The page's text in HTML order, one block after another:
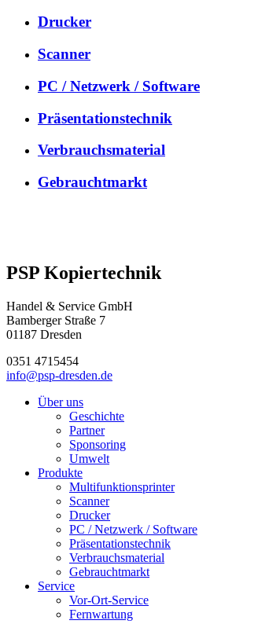
Drucker
Scanner
PC / Netzwerk / Software
Präsentationstechnik
Verbrauchsmaterial
Gebrauchtmarkt
PSP Kopiertechnik
Handel & Service GmbH
Bamberger Straße 7
01187 Dresden
0351 4715454
info@psp-dresden.de
Über uns
Geschichte
Partner
Sponsoring
Umwelt
Produkte
Multifunktionsprinter
Scanner
Drucker
PC / Netzwerk / Software
Präsentationstechnik
Verbrauchsmaterial
Gebrauchtmarkt
Service
Vor-Ort-Service
Fernwartung